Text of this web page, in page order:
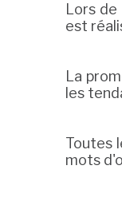
Lors
est
La
les
Toutes
mots